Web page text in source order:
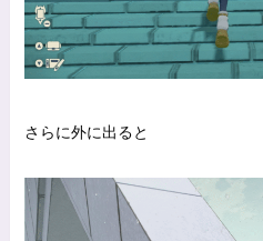
さらに外に出ると